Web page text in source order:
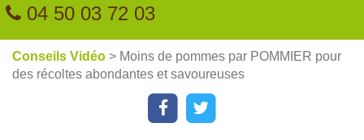
04 50 03 72 03
Conseils Vidéo > Moins de pommes par POMMIER pour
des récoltes abondantes et savoureuses